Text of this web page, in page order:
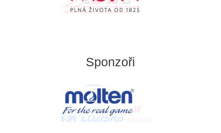
Sponzoři